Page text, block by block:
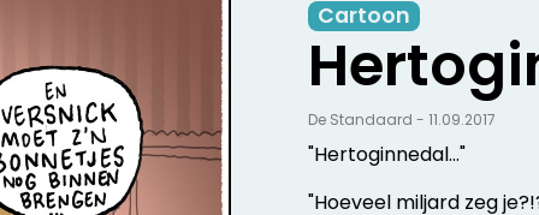
Cartoon
"Hertoginnedal..."
"Hoeveel miljard zeg
De Standaard - 11.09.2017